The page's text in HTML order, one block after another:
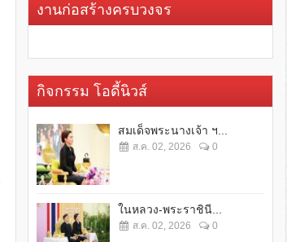
งานก่อสร้างครบวงจร
กิจกรรม โอดี้นิวส์
สมเด็จพระนางเจ้า ฯ...
ส.ค. 02, 2026 0
ในหลวง-พระราชินี...
ส.ค. 02, 2026 0